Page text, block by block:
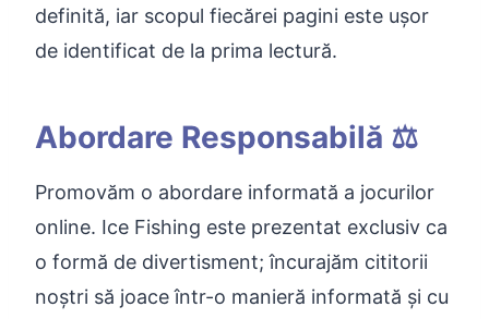
definită, iar scopul fiecărei pagini este ușor
de identificat de la prima lectură.
Abordare Responsabilă ⚖️
Promovăm o abordare informată a jocurilor
online. Ice Fishing este prezentat exclusiv ca
o formă de divertisment; încurajăm cititorii
noștri să joace într-o manieră informată și cu